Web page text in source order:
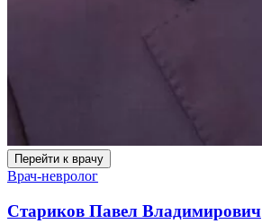
Перейти к врачу
Врач-невролог
Стариков Павел Владимирович